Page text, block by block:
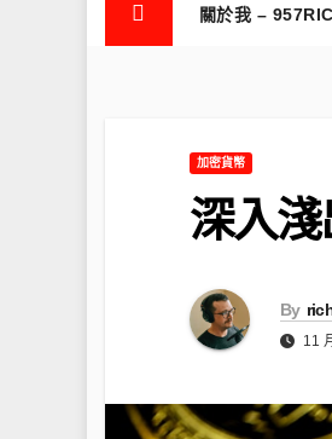
關於我 –
加密貨幣
深入
By
11